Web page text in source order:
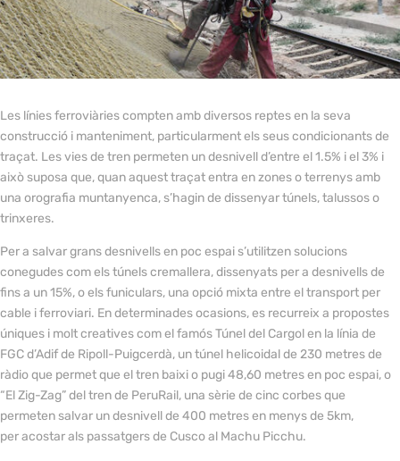
Les línies ferroviàries compten amb diversos reptes en la seva
construcció i manteniment, particularment els seus condicionants de
traçat. Les vies de tren permeten un desnivell d’entre el 1.5% i el 3% i
això suposa que, quan aquest traçat entra en zones o terrenys amb
una orografia muntanyenca, s’hagin de dissenyar túnels, talussos o
trinxeres.
Per a salvar grans desnivells en poc espai s’utilitzen solucions
conegudes com els túnels cremallera, dissenyats per a desnivells de
fins a un 15%, o els funiculars, una opció mixta entre el transport per
cable i ferroviari. En determinades ocasions, es recurreix a propostes
úniques i molt creatives com el famós Túnel del Cargol en la línia de
FGC d’Adif de Ripoll-Puigcerdà, un túnel helicoidal de 230 metres de
ràdio que permet que el tren baixi o pugi 48,60 metres en poc espai, o
“El Zig-Zag” del tren de PeruRail, una sèrie de cinc corbes que
permeten salvar un desnivell de 400 metres en menys de 5km,
per acostar als passatgers de Cusco al Machu Picchu.